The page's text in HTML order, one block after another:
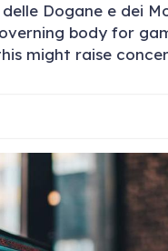
Dogane e dei
body for
might raise